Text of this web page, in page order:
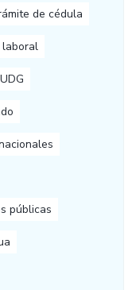
de cédula
laboral
públicas